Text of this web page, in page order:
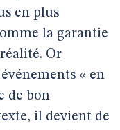
en plus
la garantie
Or
« en
de bon
il devient de